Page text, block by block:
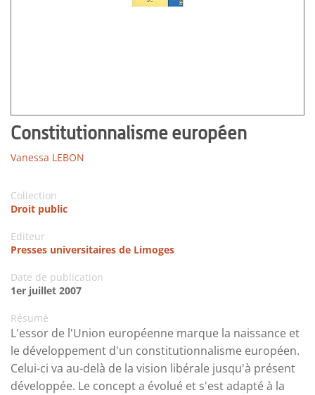
Constitutionnalisme européen
Vanessa LEBON
Collection
Droit public
Editeur
Presses universitaires de Limoges
Date de publication
1er juillet 2007
Résumé
L'essor de l'Union européenne marque la naissance et
le développement d'un constitutionnalisme européen.
Celui-ci va au-delà de la vision libérale jusqu'à présent
développée. Le concept a évolué et s'est adapté à la